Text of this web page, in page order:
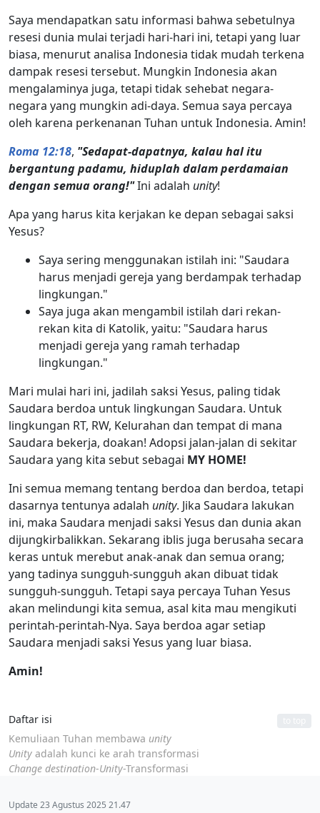
Saya mendapatkan satu informasi bahwa sebetulnya
resesi dunia mulai terjadi hari-hari ini, tetapi yang luar
biasa, menurut analisa Indonesia tidak mudah terkena
dampak resesi tersebut. Mungkin Indonesia akan
mengalaminya juga, tetapi tidak sehebat negara-
negara yang mungkin adi-daya. Semua saya percaya
oleh karena perkenanan Tuhan untuk Indonesia. Amin!
Roma 12:18, "Sedapat-dapatnya, kalau hal itu
bergantung padamu, hiduplah dalam perdamaian
dengan semua orang!"Ini adalah unity!
Apa yang harus kita kerjakan ke depan sebagai saksi
Yesus?
Saya sering menggunakan istilah ini: "Saudara
harus menjadi gereja yang berdampak terhadap
lingkungan."
Saya juga akan mengambil istilah dari rekan-
rekan kita di Katolik, yaitu: "Saudara harus
menjadi gereja yang ramah terhadap
lingkungan."
Mari mulai hari ini, jadilah saksi Yesus, paling tidak
Saudara berdoa untuk lingkungan Saudara. Untuk
lingkungan RT, RW, Kelurahan dan tempat di mana
Saudara bekerja, doakan! Adopsi jalan-jalan di sekitar
Saudara yang kita sebut sebagai MY HOME!
Ini semua memang tentang berdoa dan berdoa, tetapi
dasarnya tentunya adalah unity. Jika Saudara lakukan
ini, maka Saudara menjadi saksi Yesus dan dunia akan
dijungkirbalikkan. Sekarang iblis juga berusaha secara
keras untuk merebut anak-anak dan semua orang;
yang tadinya sungguh-sungguh akan dibuat tidak
sungguh-sungguh. Tetapi saya percaya Tuhan Yesus
akan melindungi kita semua, asal kita mau mengikuti
perintah-perintah-Nya. Saya berdoa agar setiap
Saudara menjadi saksi Yesus yang luar biasa.
Amin!
Daftar isi
Kemuliaan Tuhan membawa unity
Unity adalah kunci ke arah transformasi
Change destination-Unity-Transformasi
Update 23 Agustus 2025 21.47